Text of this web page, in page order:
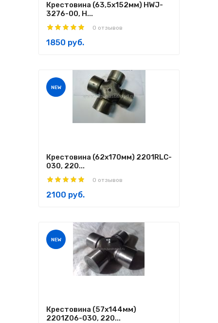
Крестовина (63,5х152мм) HWJ-
3276-00, H...
0 отзывов
1850 руб.
NEW
Крестовина (62х170мм) 2201RLC-
030, 220...
0 отзывов
2100 руб.
NEW
Крестовина (57х144мм)
2201Z06-030, 220...